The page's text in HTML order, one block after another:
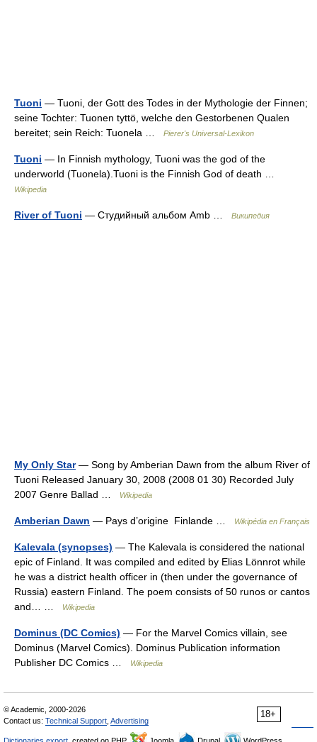
Tuoni — Tuoni, der Gott des Todes in der Mythologie der Finnen;
seine Tochter: Tuonen tyttö, welche den Gestorbenen Qualen
bereitet; sein Reich: Tuonela …
Pierer's Universal-Lexikon
Tuoni — In Finnish mythology, Tuoni was the god of the
underworld (Tuonela).Tuoni is the Finnish God of death …
Wikipedia
River of Tuoni — Студийный альбом Amb … Википедия
My Only Star— Song by Amberian Dawn from the album River of
Tuoni Released January 30, 2008 (2008 01 30) Recorded July
2007 Genre Ballad …
Wikipedia
Amberian Dawn — Pays d’origine Finlande … Wikipédia en Français
Kalevala (synopses) — The Kalevala is considered the national
epic of Finland. It was compiled and edited by Elias Lönnrot while
he was a district health officer in (then under the governance of
Russia) eastern Finland. The poem consists of 50 runos or cantos
and… …
Wikipedia
Dominus (DC Comics) — For the Marvel Comics villain, see
Dominus (Marvel Comics). Dominus Publication information
Publisher DC Comics …
Wikipedia
18+
© Academic, 2000-2026
Contact us: Technical Support Advertising